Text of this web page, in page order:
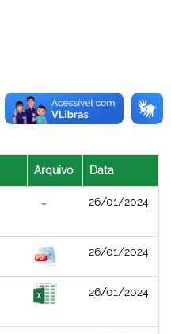
Arquivo Data
26/01/2024
26/01/2024
26/01/2024